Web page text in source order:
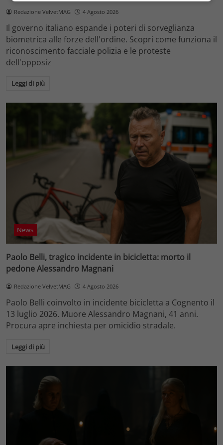
Redazione VelvetMAG 4 Agosto 2026
Il governo italiano espande i poteri di sorveglianza
biometrica alle forze dell'ordine. Scopri come funziona il
riconoscimento facciale polizia e le proteste
dell'opposiz
Leggi di più
News
Paolo Belli, tragico incidente in bicicletta: morto il
pedone Alessandro Magnani
Redazione VelvetMAG 4 Agosto 2026
Paolo Belli coinvolto in incidente bicicletta a Cognento il
13 luglio 2026. Muore Alessandro Magnani, 41 anni.
Procura apre inchiesta per omicidio stradale.
Leggi di più